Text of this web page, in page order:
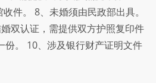
件。 8、未婚须由民政部出具。
双认证，需提供双方护照复印件
份。 10、涉及银行财产证明文件